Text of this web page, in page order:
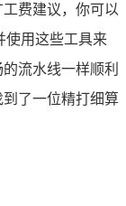
费建议，你可以
使用这些工具来
流水线一样顺利
了一位精打细算